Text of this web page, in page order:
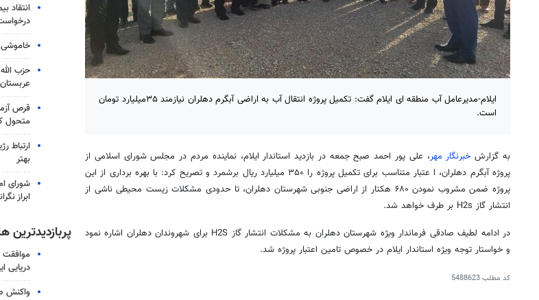
ایلام-مدیرعامل آب منطقه ای ایلام گفت: تکمیل پروژه انتقال آب به اراضی آبگرم دهلران نیازمند ۳۵میلیارد تومان
است.
به گزارش خبرنگار مهر، علی پور احمدصبح جمعه در بازدید استاندار ایلام، نماینده مردم در مجلس شورای اسلامی از
پروژه آبگرم دهلران، ا عتبار متناسب
برای تکمیل پروژه را ۳۵۰ میلیارد ریال برشمرد و تصریح کرد: با بهره برداری از این
پروژه ضمن مشروب نمودن ۶۸۰ هکتار از اراضی جنوبی شهرستان دهلران، تا حدودی مشکلات زیست محیطی
ناشی از
انتشار گاز H2s بر طرف خواهد شد.
در ادامه لطیف صادقی فرماندار ویژه شهرستان دهلران به مشکلات انتشار گاز H2S برای شهروندان دهلران اشاره نمود
و خواستار توجه ویژه استاندار ایلام در خصوص تامین اعتبار پروژه شد.
کد مطلب5488623
انتقاد
خاموشی
حزب
متحول
ارتباط
بهتر
شورای
ابراز
پربازدیدترین
موافقت
دریایی
واکنش